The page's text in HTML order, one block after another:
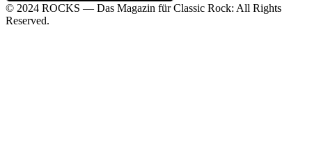
© 2024 ROCKS — Das Magazin für Classic Rock: All Rights
Reserved.